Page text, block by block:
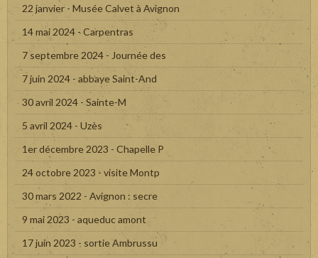
22 janvier - Musée Calvet à Avignon
14 mai 2024 - Carpentras
7 septembre 2024 - Journée des
7 juin 2024 - abbaye Saint-And
30 avril 2024 - Sainte-M
5 avril 2024 - Uzès
1er décembre 2023 - Chapelle P
24 octobre 2023 - visite Montp
30 mars 2022 - Avignon : secre
9 mai 2023 - aqueduc amont
17 juin 2023 - sortie Ambrussu